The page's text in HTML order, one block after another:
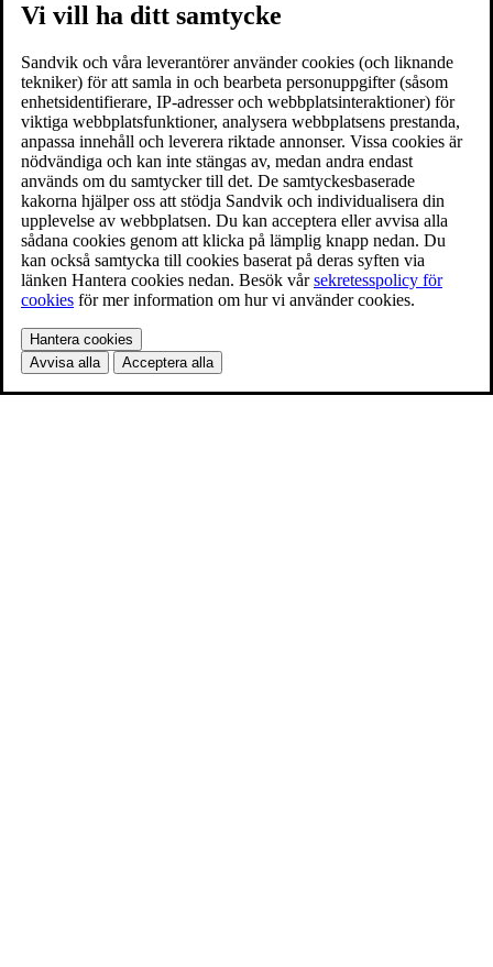
Vi vill ha ditt samtycke
Sandvik och våra leverantörer använder cookies (och liknande
tekniker) för att samla in och bearbeta personuppgifter (såsom
enhetsidentifierare, IP-adresser och webbplatsinteraktioner) för
viktiga webbplatsfunktioner, analysera webbplatsens prestanda,
anpassa innehåll och leverera riktade annonser. Vissa cookies är
nödvändiga och kan inte stängas av, medan andra endast
används om du samtycker till det. De samtyckesbaserade
kakorna hjälper oss att stödja Sandvik och individualisera din
upplevelse av webbplatsen. Du kan acceptera eller avvisa alla
sådana cookies genom att klicka på lämplig knapp nedan. Du
kan också samtycka till cookies baserat på deras syften via
länken Hantera cookies nedan. Besök vårsekretesspolicy för
cookies för mer information om hur vi använder cookies.
Hantera cookies
Avvisa alla
Acceptera alla